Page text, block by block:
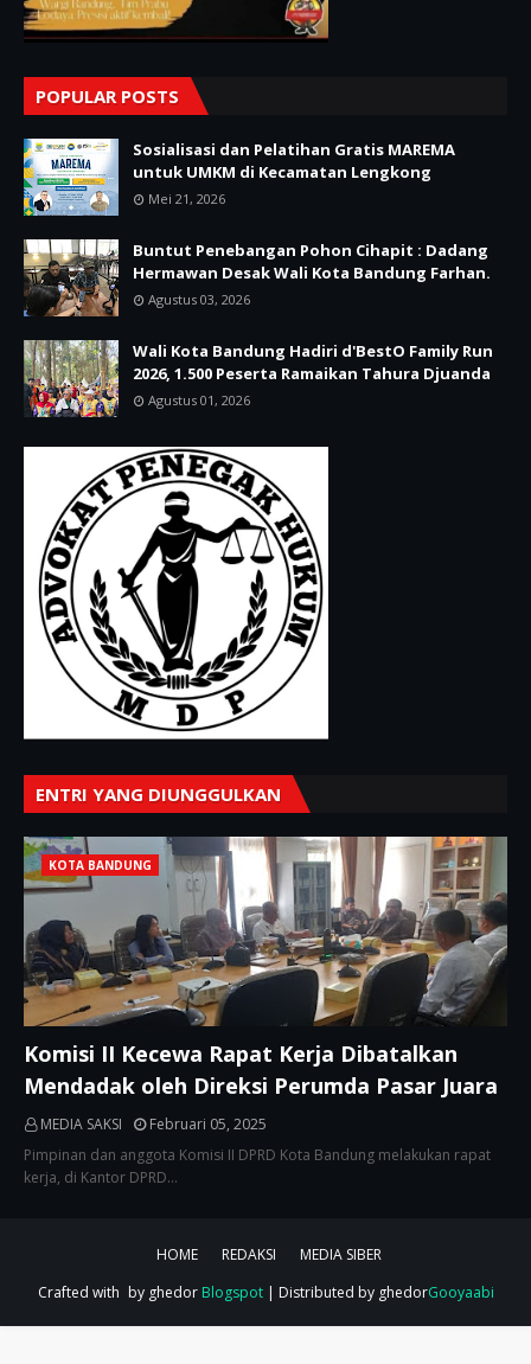
POPULAR POSTS
Sosialisasi dan Pelatihan Gratis MAREMA
untuk UMKM di Kecamatan Lengkong
Mei 21, 2026
Buntut Penebangan Pohon Cihapit : Dadang
Hermawan Desak Wali Kota Bandung Farhan.
Agustus 03, 2026
Wali Kota Bandung Hadiri d'BestO Family Run
2026, 1.500 Peserta Ramaikan Tahura Djuanda
Agustus 01, 2026
ENTRI YANG DIUNGGULKAN
KOTA BANDUNG
Komisi II Kecewa Rapat Kerja Dibatalkan
Mendadak oleh Direksi Perumda Pasar Juara
MEDIA SAKSI
Februari 05, 2025
Pimpinan dan anggota Komisi II DPRD Kota Bandung melakukan rapat
kerja, di Kantor DPRD…
HOME REDAKSI
MEDIA SIBER
Crafted with by ghedor Blogspot| Distributed by ghedorGooyaabi